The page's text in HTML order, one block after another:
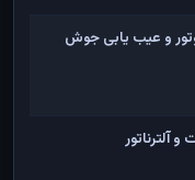
و عیب یابی جوش
آلترناتور